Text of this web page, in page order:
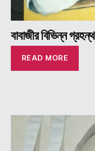
বাবাজীর বিভিন্ন গ্রহন্থ
READ MORE